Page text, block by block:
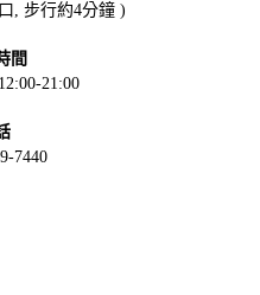
, 步行約4分鐘 )
間
21:00
7440